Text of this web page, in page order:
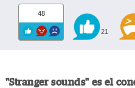
48
21
"Stranger sounds" es el